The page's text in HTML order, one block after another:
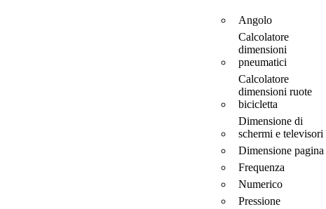
Angolo
Calcolatore
dimensioni
pneumatici
Calcolatore
dimensioni ruote
bicicletta
Dimensione di
schermi e televisori
Dimensione pagina
Frequenza
Numerico
Pressione